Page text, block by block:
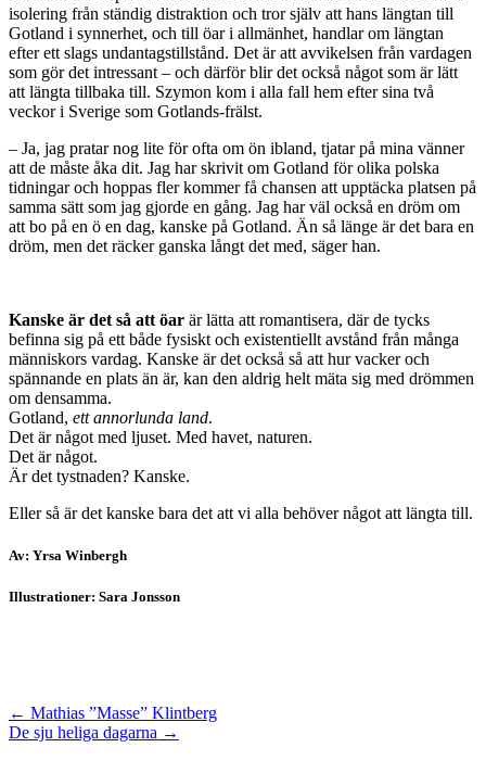
isolering från ständig distraktion och tror själv att hans längtan till
Gotland i synnerhet, och till öar i allmänhet, handlar om längtan
efter ett slags undantagstillstånd. Det är att avvikelsen från vardagen
som gör det intressant – och därför blir det också något som är lätt
att längta tillbaka till. Szymon kom i alla fall hem efter sina två
veckor i Sverige som Gotlands-frälst.
– Ja, jag pratar nog lite för ofta om ön ibland, tjatar på mina vänner
att de måste åka dit. Jag har skrivit om Gotland för olika polska
tidningar och hoppas fler kommer få chansen att upptäcka platsen på
samma sätt som jag gjorde en gång. Jag har väl också en dröm om
att bo på en ö en dag, kanske på Gotland. Än så länge är det bara en
dröm, men det räcker ganska långt det med, säger han.
Kanske är det så att öar är lätta att romantisera, där de tycks
befinna sig på ett både fysiskt och existentiellt avstånd från många
människors vardag. Kanske är det också så att hur vacker och
spännande en plats än är, kan den aldrig helt mäta sig med drömmen
om densamma.
Gotland, ett annorlunda land.
Det är något med ljuset. Med havet, naturen.
Det är något.
Är det tystnaden? Kanske.
Eller så är det kanske bara det att vi alla behöver något att längta till.
Av: Yrsa Winbergh
Illustrationer: Sara Jonsson
Post
navigation
← Mathias ”Masse” Klintberg
De sju heliga dagarna →